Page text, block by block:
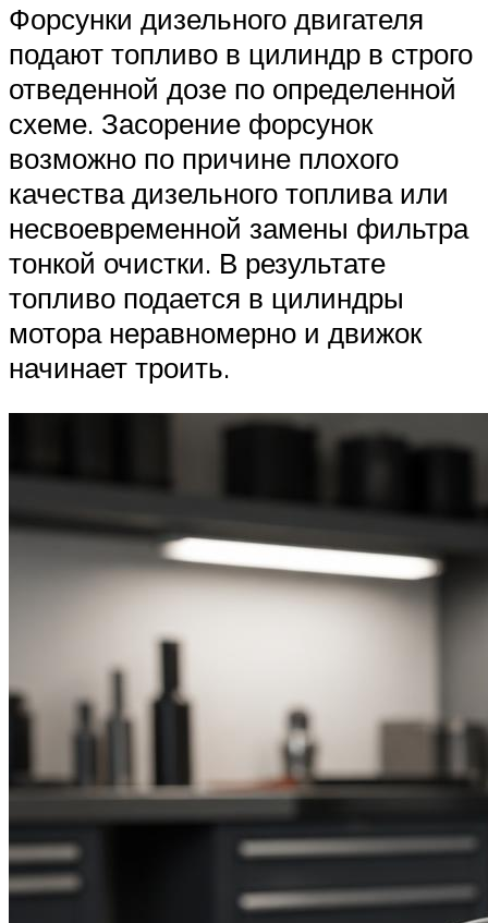
Форсунки дизельного двигателя
подают топливо в цилиндр в строго
отведенной дозе по определенной
схеме. Засорение форсунок
возможно по причине плохого
качества дизельного топлива или
несвоевременной замены фильтра
тонкой очистки. В результате
топливо подается в цилиндры
мотора неравномерно и движок
начинает троить.